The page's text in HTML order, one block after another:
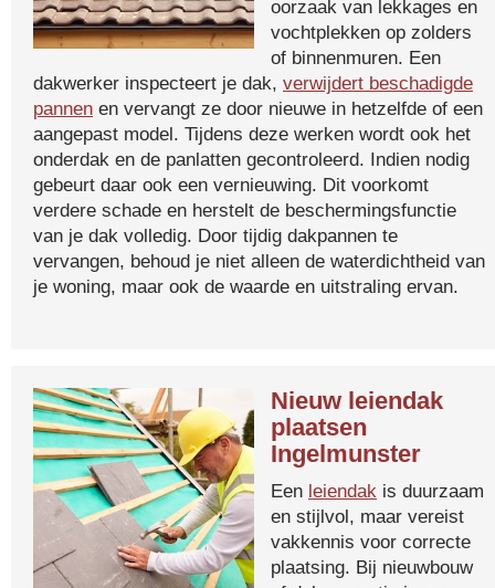
oorzaak van lekkages en
vochtplekken op zolders
of binnenmuren. Een
dakwerker inspecteert je dak, verwijdert beschadigde
pannen en vervangt ze door nieuwe in hetzelfde of een
aangepast model. Tijdens deze werken wordt ook het
onderdak en de panlatten gecontroleerd. Indien nodig
gebeurt daar ook een vernieuwing. Dit voorkomt
verdere schade en herstelt de beschermingsfunctie
van je dak volledig. Door tijdig dakpannen te
vervangen, behoud je niet alleen de waterdichtheid van
je woning, maar ook de waarde en uitstraling ervan.
Nieuw leiendak
plaatsen
Ingelmunster
Een leiendak is duurzaam
en stijlvol, maar vereist
vakkennis voor correcte
plaatsing. Bij nieuwbouw